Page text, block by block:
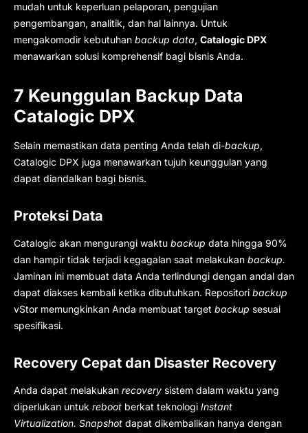
mudah untuk keperluan pelaporan, pengujian
pengembangan, analitik, dan hal lainnya. Untuk
mengakomodir kebutuhan backup data, Catalogic DPX
menawarkan solusi komprehensif bagi bisnis Anda.
7 Keunggulan Backup Data
Catalogic DPX
Selain memastikan data penting Anda telah di-backup,
Catalogic DPX juga menawarkan tujuh keunggulan yang
dapat diandalkan bagi bisnis.
Proteksi Data
Catalogic akan mengurangi waktu backup data hingga 90%
dan hampir tidak terjadi kegagalan saat melakukan backup.
Jaminan ini membuat data Anda terlindungi dengan andal dan
dapat diakses kembali ketika dibutuhkan. Repositori backup
vStor memungkinkan Anda membuat target backup sesuai
spesifikasi.
Recovery Cepat dan Disaster Recovery
Anda dapat melakukan recovery sistem dalam waktu yang
diperlukan untuk reboot berkat teknologi Instant
Virtualization. Snapshot dapat dikembalikan hanya dengan